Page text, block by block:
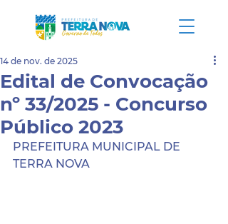
Edital de Convocação
nº 33/2025 - Concurso
Público 2023
14 de nov. de 2025
PREFEITURA MUNICIPAL DE
TERRA NOVA